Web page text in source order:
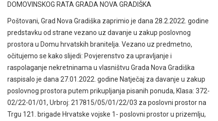
DOMOVINSKOG RATA GRADA NOVA GRADIŠKA
Poštovani, Grad Nova Gradiška zaprimio je dana 28.2.2022. godine
predstavku od strane vezano uz davanje u zakup poslovnog
prostora u Domu hrvatskih branitelja. Vezano uz predmetno,
očitujemo se kako slijedi: Povjerenstvo za upravljanje i
raspolaganje nekretninama u vlasništvu Grada Nova Gradiška
raspisalo je dana 27.01.2022. godine Natječaj za davanje u zakup
poslovnog prostora putem prikupljanja pisanih ponuda, Klasa: 372-
02/22-01/01, Urbroj: 217815/05/01/22/03 za poslovni prostor na
Trgu 121. brigade Hrvatske vojske 1- poslovni prostor u prizemlju,